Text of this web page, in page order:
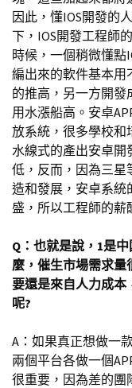
因此，懂IOS開發的
下，IOS開發工程師
時候，一個稍微懂點
編出來的軟件基本用
的推高，另一方開發
用水漲船高。安卓
放系統，很多學校和
水線式的產出安卓開
低，反而，因為三星
造和發展，安卓系統
盛，所以工程師的薪
Q：也就是說，1是
麼，催生市場需求量
要還是來自人力成本
呢?
A：如果真正想做一
兩個平台各做一個
很重要，因為差的團